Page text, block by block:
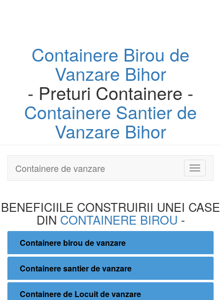
Containere Birou de
Vanzare Bihor
- Preturi Containere -
Containere Santier de
Vanzare Bihor
Toggle
Containere de vanzare
BENEFICIILE CONSTRUIRII UNEI CASE
DIN CONTAINERE BIROU -
Containere birou de vanzare
Containere santier de vanzare
Containere de Locuit de vanzare